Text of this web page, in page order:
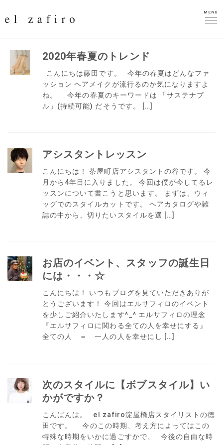
MENU
MENU
2020年春夏のトレンド
こんにちは藤田です。 今年の春夏はどんなファ
ッション ヘアメイクが流行るのか気になりますよ
ね。 今年の春夏のキーワードは 「サステナブ
ル」(持続可能) だそうです。 […]
アシスタントレッスン
こんにちは！ 茶屋町店アシスタントの谷です。 今
月から4年目に入りました。 今回は僕が今してるレ
ッスンについて書こうと思います。 まずは、ウィ
ッグでのスタイルカットです。 ヘアカタログや雑
誌の中から、切りたいスタイルを選 […]
お店のイベント、スタッフの誕生日
には・・・☆
こんにちは！ いつもブログを見ていただきありが
とうございます！ 今回はエルサフィロのイベント
を少しご紹介いたします^_^ エルサフィロの理念
『エルサフィロに関わる全ての人を幸せにする』
全ての人 ＝ 一人の人を幸せにし […]
次のスタイルに【ボブスタイル】い
かがですか？
こんばんは。 el zafiro淀屋橋店スタイリストの徳
田です。 今のこの時期、考え方によってはこの
特殊な時期をいかに過ごすかで、 今後の自由な時